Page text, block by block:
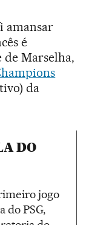
amansar
é
Marselha,
da
DO
jogo
do PSG,